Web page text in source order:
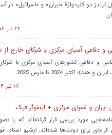
ترندز دو کلیدواژۀ «ایران» و «اسرائیل»
۲۴ تير ۱۴۰۴ ساعت ۱۲:۴۷
و دفاعی آسیای مرکزی با شرکای خارج از
و دفاعی کشورهای آسیای مرکزی با
اکتبر 2024 تا مارس 2025
۱۷ تير ۱۴۰۴ ساعت ۱۰:۲۸
ایران و آسیای مرکزی + اینفوگرافیک
مورد بررسی قرار گرفته‌اند که
برای دولت‌ها شده‌اند. آرشیو اسناد،